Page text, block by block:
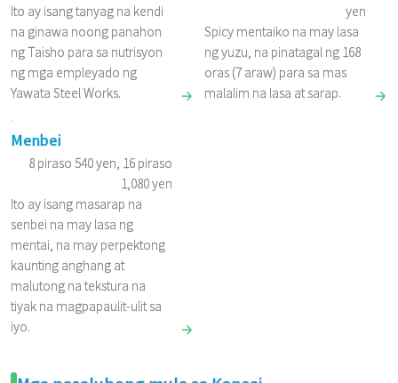
Ito ay isang tanyag na kendi
na ginawa noong panahon
ng Taisho para sa nutrisyon
ng mga empleyado ng
Yawata Steel Works.
yen
Spicy mentaiko na may lasa
ng yuzu, na pinatagal ng 168
oras (7 araw) para sa mas
malalim na lasa at sarap.
Menbei
8 piraso 540 yen, 16 piraso
1,080 yen
Ito ay isang masarap na
senbei na may lasa ng
mentai, na may perpektong
kaunting anghang at
malutong na tekstura na
tiyak na magpapaulit-ulit sa
iyo.